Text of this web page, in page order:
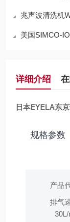
兆声波清洗机
美国SIMCO-
详细介绍
日本EYELA东
规格参数
产品
排气
30L/